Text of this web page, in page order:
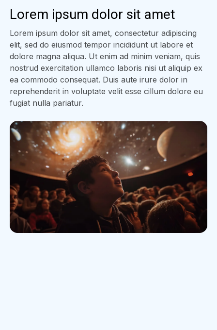
Lorem ipsum dolor sit amet
Lorem ipsum dolor sit amet, consectetur adipiscing
elit, sed do eiusmod tempor incididunt ut labore et
dolore magna aliqua. Ut enim ad minim veniam, quis
nostrud exercitation ullamco laboris nisi ut aliquip ex
ea commodo consequat. Duis aute irure dolor in
reprehenderit in voluptate velit esse cillum dolore eu
fugiat nulla pariatur.